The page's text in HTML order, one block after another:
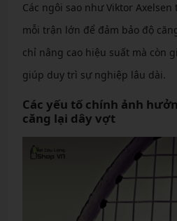
Các ngôi sao như Viktor
mỗi trận lớn để đảm bảo độ
chỉ nâng cao hiệu suất mà còn
giúp duy trì sự nghiệp lâu dài.
Các yếu tố chính ảnh
căng lại dây vợt